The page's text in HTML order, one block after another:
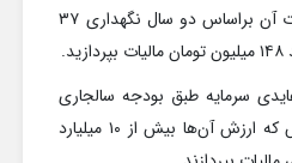
میلیون تومان است که مالیات آن براساس دو سال نگهداری ۳۷
سرمایه طبق بودجه سالجاری
باید صاحبان خانه‌های لوکس که ارزش آن‌ها بیش از ۱۰ میلیارد